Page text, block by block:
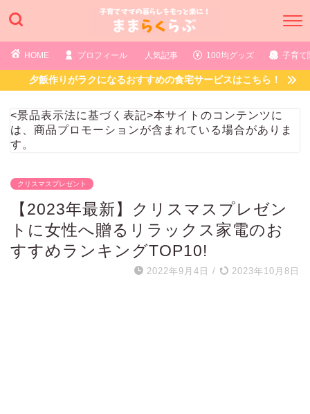
HOME プロフィール 人気記事 100均グッズ 子育て
夕飯作りがラクになるおすすめの食宅サービスはこちら！
<景品表示法に基づく表記>本サイトのコンテンツに
は、商品プロモーションが含まれている場合がありま
す。
クリスマスプレゼント
【2023年最新】クリスマスプレゼン
トに女性へ贈るリラックス家電のお
すすめランキングTOP10!
2022年9月4日 / 2023年10月8日